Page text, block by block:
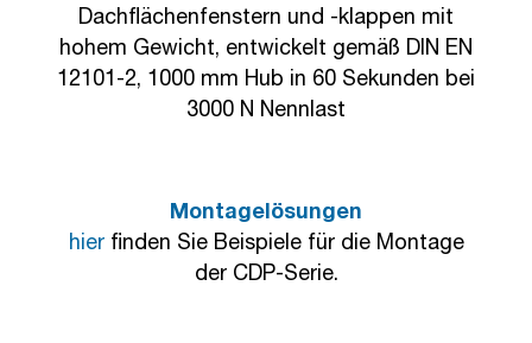
Dachflächenfenstern und -klappen mit
hohem Gewicht, entwickelt gemäß DIN EN
12101-2, 1000 mm Hub in 60 Sekunden bei
3000 N Nennlast
Montagelösungen
hierfinden Sie Beispiele für die Montage
der CDP-Serie.